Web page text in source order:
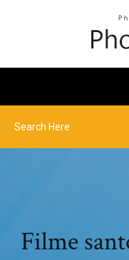
Filme